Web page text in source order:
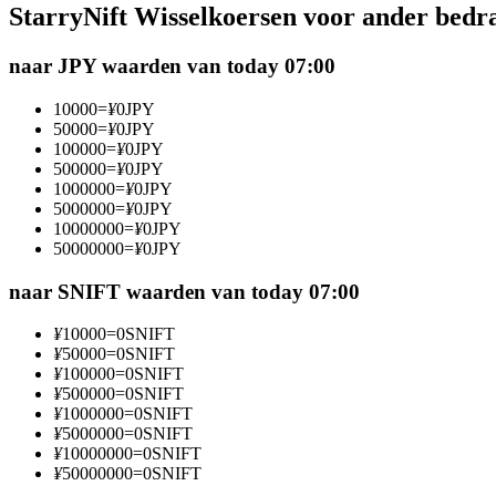
Futures met USDC als onderpand
Kopiëren Handel
Sluit je aan bij top traders
StarryNift Wisselkoersen voor ander
naar JPY waarden van today 07:00
10000=¥0JPY
50000=¥0JPY
100000=¥0JPY
500000=¥0JPY
1000000=¥0JPY
5000000=¥0JPY
10000000=¥0JPY
50000000=¥0JPY
naar SNIFT waarden van today 07:00
¥10000=0SNIFT
¥50000=0SNIFT
¥100000=0SNIFT
¥500000=0SNIFT
¥1000000=0SNIFT
¥5000000=0SNIFT
¥10000000=0SNIFT
¥50000000=0SNIFT